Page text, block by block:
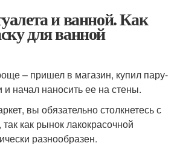
и ванной. Как
для ванной
– пришел в магазин, купил пару-
и начал наносить ее на стены.
вы обязательно столкнетесь с
как рынок лакокрасочной
разнообразен.